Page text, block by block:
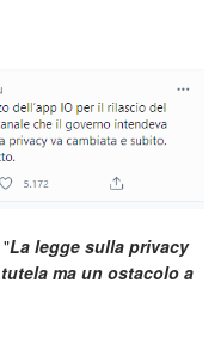
La legge sulla privacy
ma un ostacolo a